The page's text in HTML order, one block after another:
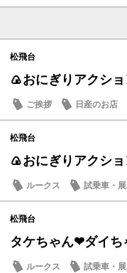
松飛台
🍙おにぎりアクシ
ご挨拶 日産のお店
松飛台
🍙おにぎりアクシ
ルークス 試乗車・
松飛台
タケちゃん❤ダイ
ルークス 試乗車・